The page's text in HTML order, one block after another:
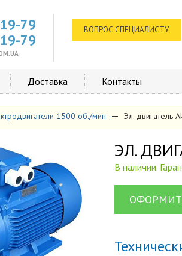
79
79
ВОПРОС СПЕЦИАЛИСТУ
Доставка Контакты
1500 об./мин Эл.
ЭЛ.
В наличии.